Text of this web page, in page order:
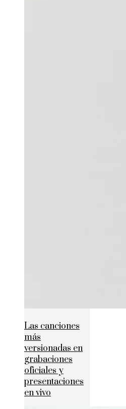
Las canciones
más
versionadas en
grabaciones
oficiales y
presentaciones
en vivo